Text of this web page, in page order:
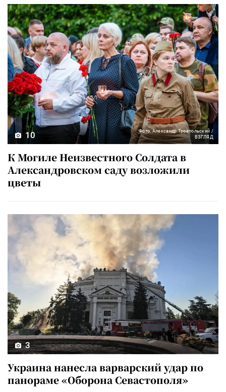
10
Фото: Александр Троепольский /
ВЗГЛЯД
К Могиле Неизвестного Солдата в
Александровском саду возложили
цветы
3
Украина нанесла варварский удар по
панораме «Оборона Севастополя»